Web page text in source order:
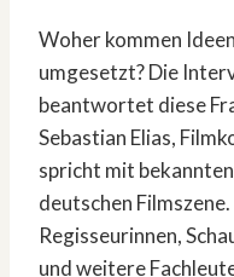
Woher kommen
umgesetzt? Die
beantwortet diese
Sebastian Elias,
spricht mit
deutschen
Regisseurinnen,
und weitere